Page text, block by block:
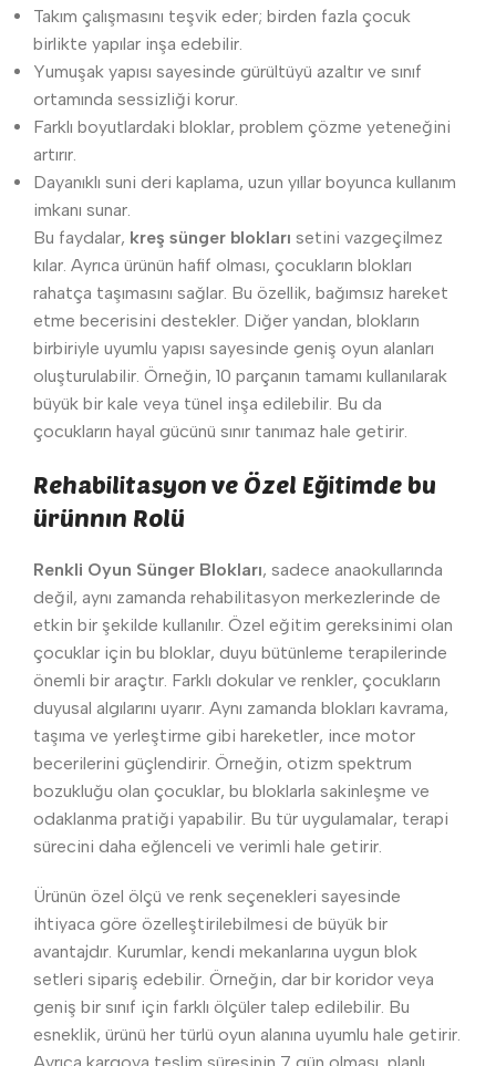
Takım çalışmasını teşvik eder; birden fazla çocuk
birlikte yapılar inşa edebilir.
Yumuşak yapısı sayesinde gürültüyü azaltır ve sınıf
ortamında sessizliği korur.
Farklı boyutlardaki bloklar, problem çözme yeteneğini
artırır.
Dayanıklı suni deri kaplama, uzun yıllar boyunca kullanım
imkanı sunar.
Bu faydalar, kreş sünger blokları setini vazgeçilmez
kılar. Ayrıca ürünün hafif olması, çocukların blokları
rahatça taşımasını sağlar. Bu özellik, bağımsız hareket
etme becerisini destekler. Diğer yandan, blokların
birbiriyle uyumlu yapısı sayesinde geniş oyun alanları
oluşturulabilir. Örneğin, 10 parçanın tamamı kullanılarak
büyük bir kale veya tünel inşa edilebilir. Bu da
çocukların hayal gücünü sınır tanımaz hale getirir.
Rehabilitasyon ve Özel Eğitimde bu
ürünnın Rolü
Renkli Oyun Sünger Blokları, sadece anaokullarında
değil, aynı zamanda rehabilitasyon merkezlerinde de
etkin bir şekilde kullanılır. Özel eğitim gereksinimi olan
çocuklar için bu bloklar, duyu bütünleme terapilerinde
önemli bir araçtır. Farklı dokular ve renkler, çocukların
duyusal algılarını uyarır. Aynı zamanda blokları kavrama,
taşıma ve yerleştirme gibi hareketler, ince motor
becerilerini güçlendirir. Örneğin, otizm spektrum
bozukluğu olan çocuklar, bu bloklarla sakinleşme ve
odaklanma pratiği yapabilir. Bu tür uygulamalar, terapi
sürecini daha eğlenceli ve verimli hale getirir.
Ürünün özel ölçü ve renk seçenekleri sayesinde
ihtiyaca göre özelleştirilebilmesi de büyük bir
avantajdır. Kurumlar, kendi mekanlarına uygun blok
setleri sipariş edebilir. Örneğin, dar bir koridor veya
geniş bir sınıf için farklı ölçüler talep edilebilir. Bu
esneklik, ürünü her türlü oyun alanına uyumlu hale getirir.